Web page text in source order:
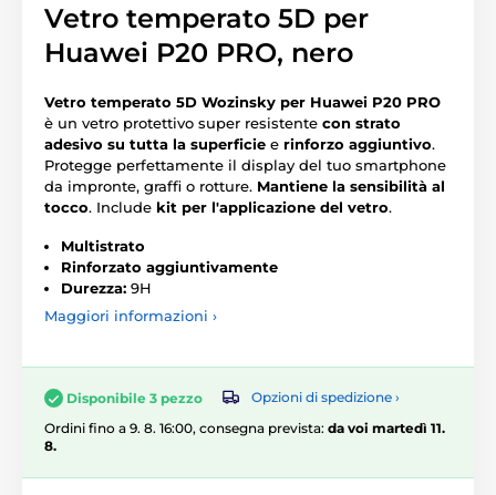
Vetro temperato 5D per
Huawei P20 PRO, nero
Vetro temperato 5D Wozinsky per Huawei P20 PRO
è un vetro protettivo super resistente con strato
adesivo su tutta la superficie e rinforzo aggiuntivo.
Protegge perfettamente il display del tuo smartphone
da impronte, graffi o rotture. Mantiene la sensibilità al
tocco. Include kit per l'applicazione del vetro.
Multistrato
Rinforzato aggiuntivamente
Durezza: 9H
Maggiori informazioni ›
Disponibile 3 pezzo
Opzioni di spedizione ›
Ordini fino a 9. 8. 16:00, consegna prevista: da voi martedì 11.
8.